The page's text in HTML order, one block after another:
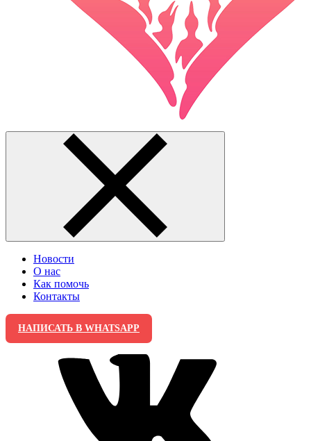
Новости
О нас
Как помочь
Контакты
НАПИСАТЬ В WHATSAPP